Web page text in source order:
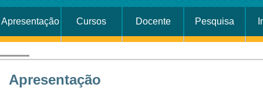
Apresentação Cursos Docente Pesquisa
Apresentação